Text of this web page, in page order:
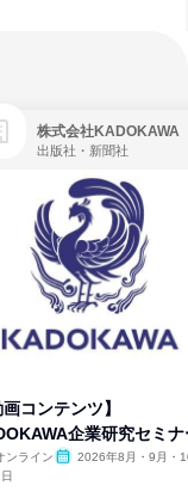
株式会社KADOKAWA
出版社・新聞社
画コンテンツ】
企業研究セミナ
ンライン
2026年8月・9月・